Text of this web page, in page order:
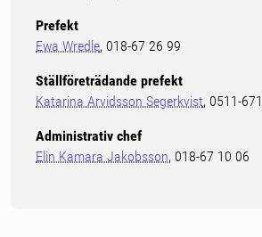
Prefekt
Ewa Wredle, 018-67 26 99
Ställföreträdande prefekt
Katarina Arvidsson Segerkvist, 0511-
Administrativ chef
Elin Kamara Jakobsson, 018-67 10 06